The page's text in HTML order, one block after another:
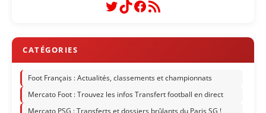
Twitter
TikTok
Facebook
Flux RSS
Foot Français : Actualités, classements et championnats
Mercato Foot : Trouvez les infos Transfert football en direct